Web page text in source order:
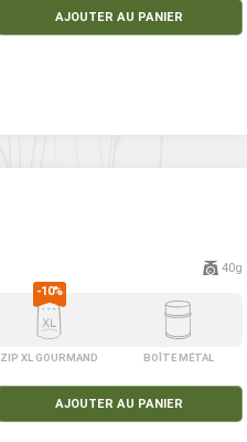
AJOUTER AU PANIER
40g
ZIP XL GOURMAND BOÎTE MÉTAL
AJOUTER AU PANIER